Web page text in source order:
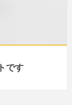
です